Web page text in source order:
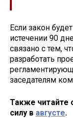
Если закон
истечении 90
связано с тем,
разработать
заседателям
Также читайте
силу в августе.